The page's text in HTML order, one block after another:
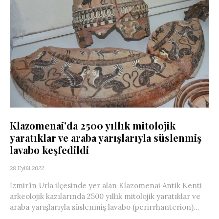
Klazomenai’da 2500 yıllık mitolojik
yaratıklar ve araba yarışlarıyla süslenmiş
lavabo keşfedildi
28 Eylül 2022
İzmir’in Urla ilçesinde yer alan Klazomenai Antik Kenti
arkeolojik kazılarında 2500 yıllık mitolojik yaratıklar ve
araba yarışlarıyla süslenmiş lavabo (perirrhanterion)...